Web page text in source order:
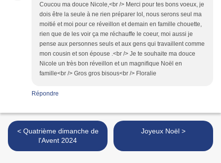
Coucou ma douce Nicole,<br /> Merci pour tes bons voeux, je
dois être la seule à ne rien préparer lol, nous serons seul ma
moitié et moi pour ce réveillon et demain en famille chouette,
rien que de les voir ça me réchauffe le coeur, moi aussi je
pense aux personnes seuls et aux gens qui travaillent comme
mon cousin et son épouse .<br /> Je te souhaite ma douce
Nicole un très bon réveillon et un magnifique Noël en
famille<br /> Gros gros bisous<br /> Floralie
Répondre
< Quatrième dimanche de
l'Avent 2024
Joyeux Noël >